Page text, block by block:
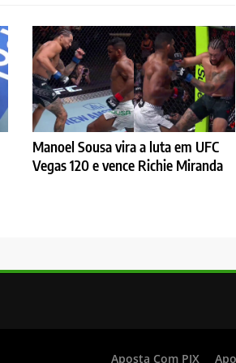
Manoel Sousa vira a luta em UFC
Vegas 120 e vence Richie Miranda
Aposta Com PIX